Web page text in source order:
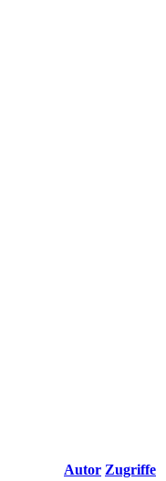
Autor Zugriffe